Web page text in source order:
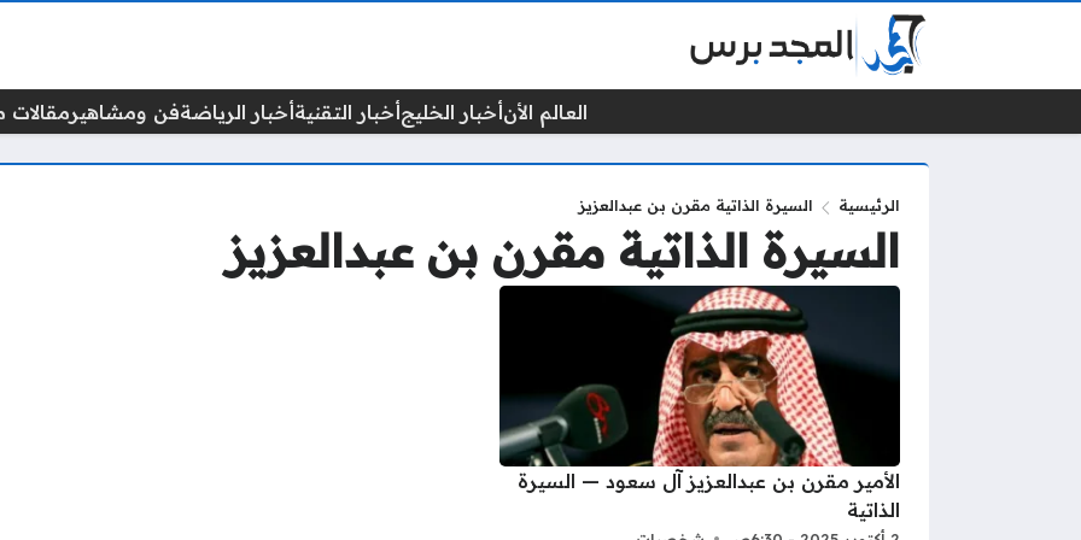
العالم الأنأخبار الخليجأخبار التقنيةأخبار الرياضةفن ومشاهيرمقالات
الرئيسية السيرة الذاتية مقرن بن عبدالعزيز
السيرة الذاتية مقرن بن عبدالعزيز
الأمير مقرن بن عبدالعزيز آل سعود — السيرة
الذاتية